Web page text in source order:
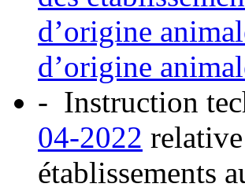
d’origine
d’origine
- Instruction
04-2022
établissements